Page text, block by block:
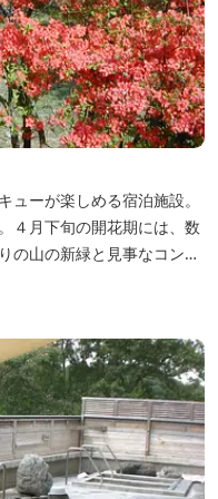
ューが楽しめる宿泊施設。
４月下旬の開花期には、数
の山の新緑と見事なコント